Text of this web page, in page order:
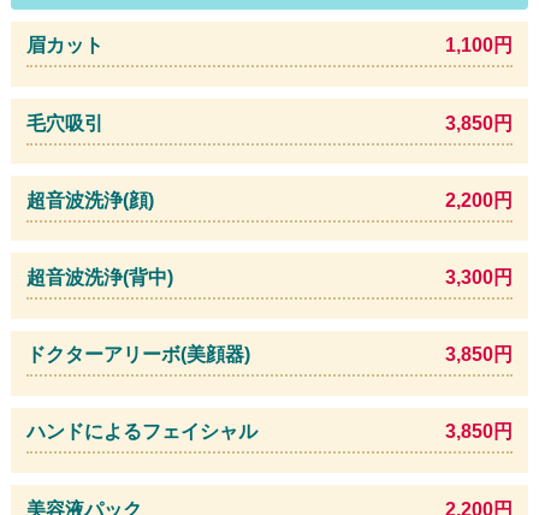
眉カット 1,100円
毛穴吸引 3,850円
超音波洗浄(顔) 2,200円
超音波洗浄(背中) 3,300円
ドクターアリーボ(美顔器) 3,850円
ハンドによるフェイシャル 3,850円
美容液パック 2,200円